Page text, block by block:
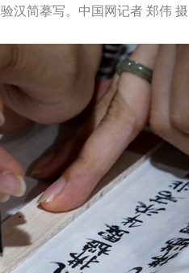
汉简摹写。中国网记者 郑伟 摄